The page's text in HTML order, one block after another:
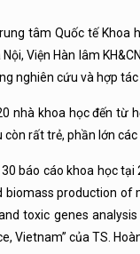
tâm Quốc tế Khoa
Viện Hàn lâm
nghiên cứu và hợp
nhà khoa học đến từ
rất trẻ, phần lớn
báo cáo khoa học
biomass production of
toxic genes
Vietnam” của TS.